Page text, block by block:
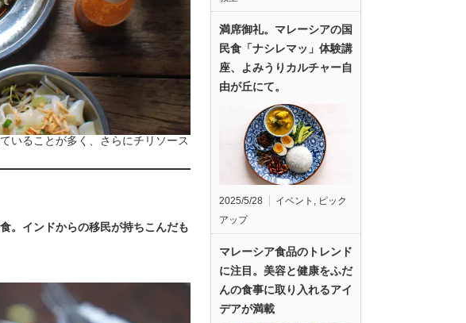
いることが多く、さらにチリソース
。インドからの移民が持ちこんだも
満席御礼。マレーシアの国
民食「ナシレマッ」体験講
座、よみうりカルチャー自
由が丘にて。
2025/5/28 イベント , ピック
アップ
マレーシア食品のトレンド
に注目。美容と健康をふだ
んの食事に取り入れるアイ
デアが満載